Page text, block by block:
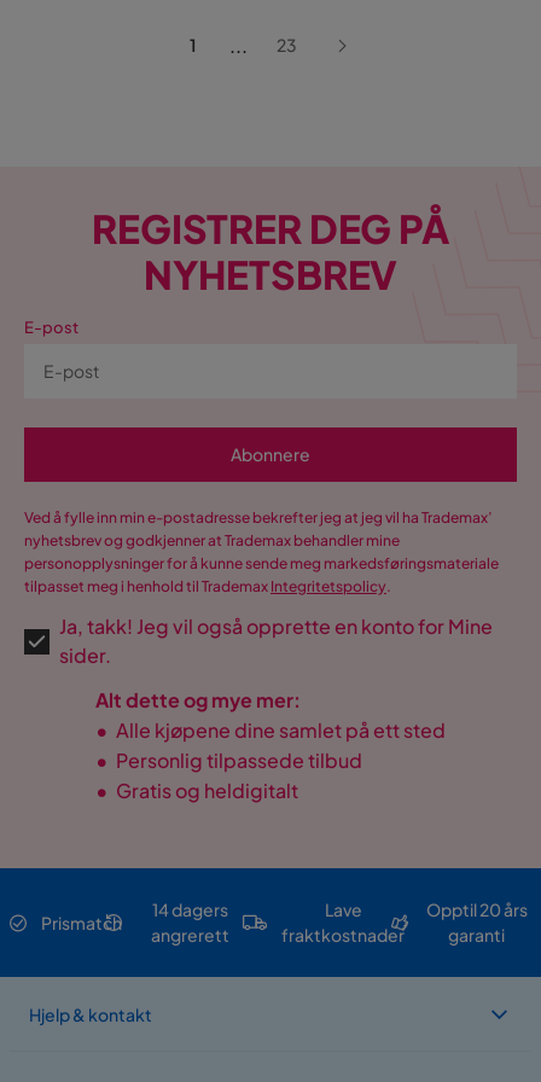
1 ... 23
REGISTRER DEG PÅ
NYHETSBREV
E-post
Abonnere
Ved å fylle inn min e-postadresse bekrefter jeg at jeg vil ha Trademax’
nyhetsbrev og godkjenner at Trademax behandler mine
personopplysninger for å kunne sende meg markedsføringsmateriale
tilpasset meg i henhold til Trademax Integritetspolicy.
Ja, takk! Jeg vil også opprette en konto for Mine
sider.
Alt dette og mye mer:
• Alle kjøpene dine samlet på ett sted
• Personlig tilpassede tilbud
• Gratis og heldigitalt
Prismatch
14 dagers
angrerett
Lave
fraktkostnader
Opptil 20 års
garanti
Hjelp & kontakt